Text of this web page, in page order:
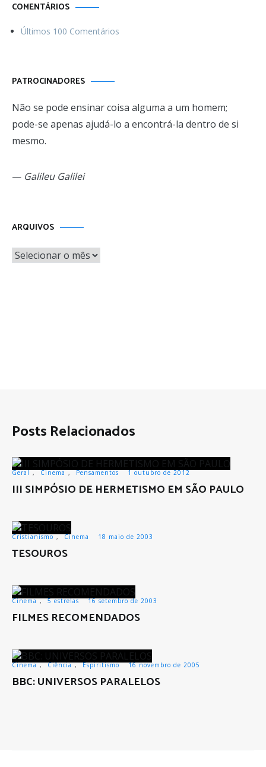
COMENTÁRIOS
Últimos 100 Comentários
PATROCINADORES
Não se pode ensinar coisa alguma a um homem;
pode-se apenas ajudá-lo a encontrá-la dentro de si
mesmo.
— Galileu Galilei
ARQUIVOS Arquivos
Posts Relacionados
Geral , Cinema , Pensamentos 1 outubro de 2012
III SIMPÓSIO DE HERMETISMO EM SÃO PAULO
Cristianismo , Cinema 18 maio de 2003
TESOUROS
Cinema , 5 estrelas 16 setembro de 2003
FILMES RECOMENDADOS
Cinema , Ciência , Espiritismo 16 novembro de 2005
BBC: UNIVERSOS PARALELOS